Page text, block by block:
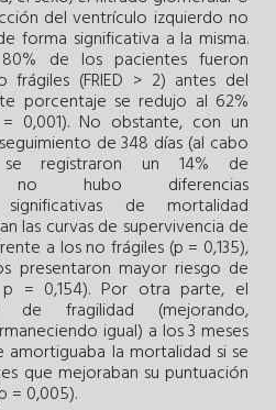
del ventrículo izquierdo no
forma significativa a la misma.
de los pacientes fueron
frágiles (FRIED > 2) antes del
porcentaje se redujo al 62%
0,001). No obstante, con un
de 348 días (al cabo
registraron un 14% de
no hubo diferencias
significativas de mortalidad
las curvas de supervivencia de
a los no frágiles (p = 0,135),
presentaron mayor riesgo de
p = 0,154). Por otra parte, el
de fragilidad (mejorando,
igual) a los 3 meses
amortiguaba la mortalidad si se
que mejoraban su puntuación
= 0,005).